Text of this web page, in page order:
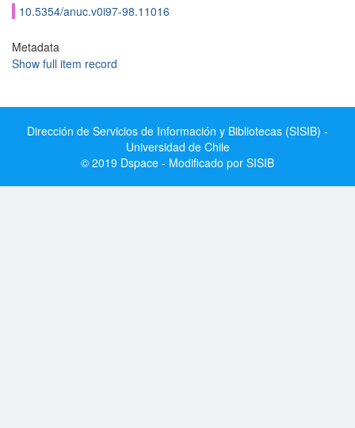
10.5354/anuc.v0i97-98.11016
Metadata
Show full item record
Dirección de Servicios de Información y Bibliotecas (SISIB) -
Universidad de Chile
© 2019 Dspace - Modificado por SISIB